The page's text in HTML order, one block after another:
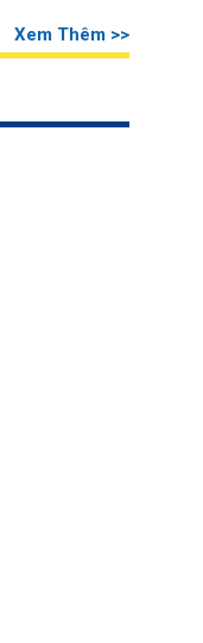
Xem Thêm >>